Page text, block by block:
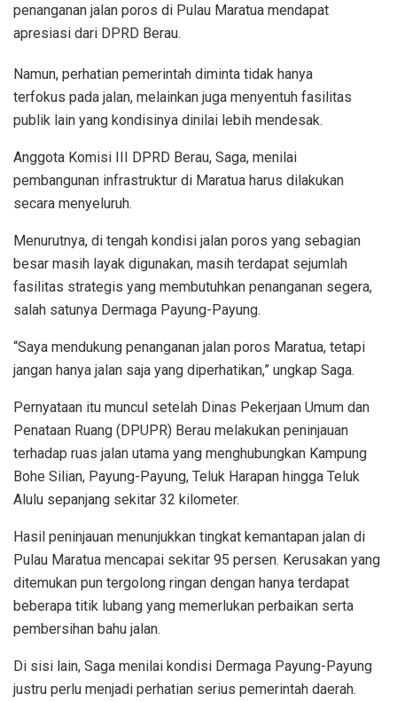
penanganan jalan poros di Pulau Maratua mendapat
apresiasi dari DPRD Berau.
Namun, perhatian pemerintah diminta tidak hanya
terfokus pada jalan, melainkan juga menyentuh fasilitas
publik lain yang kondisinya dinilai lebih mendesak.
Anggota Komisi III DPRD Berau, Saga, menilai
pembangunan infrastruktur di Maratua harus dilakukan
secara menyeluruh.
Menurutnya, di tengah kondisi jalan poros yang sebagian
besar masih layak digunakan, masih terdapat sejumlah
fasilitas strategis yang membutuhkan penanganan segera,
salah satunya Dermaga Payung-Payung.
“Saya mendukung penanganan jalan poros Maratua, tetapi
jangan hanya jalan saja yang diperhatikan,” ungkap Saga.
Pernyataan itu muncul setelah Dinas Pekerjaan Umum dan
Penataan Ruang (DPUPR) Berau melakukan peninjauan
terhadap ruas jalan utama yang menghubungkan Kampung
Bohe Silian, Payung-Payung, Teluk Harapan hingga Teluk
Alulu sepanjang sekitar 32 kilometer.
Hasil peninjauan menunjukkan tingkat kemantapan jalan di
Pulau Maratua mencapai sekitar 95 persen. Kerusakan yang
ditemukan pun tergolong ringan dengan hanya terdapat
beberapa titik lubang yang memerlukan perbaikan serta
pembersihan bahu jalan.
Di sisi lain, Saga menilai kondisi Dermaga Payung-Payung
justru perlu menjadi perhatian serius pemerintah daerah.